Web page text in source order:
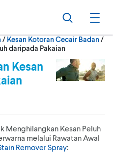
Cari
Kesan Kotoran Cecair Badan
daripada Pakaian
Kesan
Menghilangkan Kesan Peluh
melalui Rawatan Awal
Remover Spray: